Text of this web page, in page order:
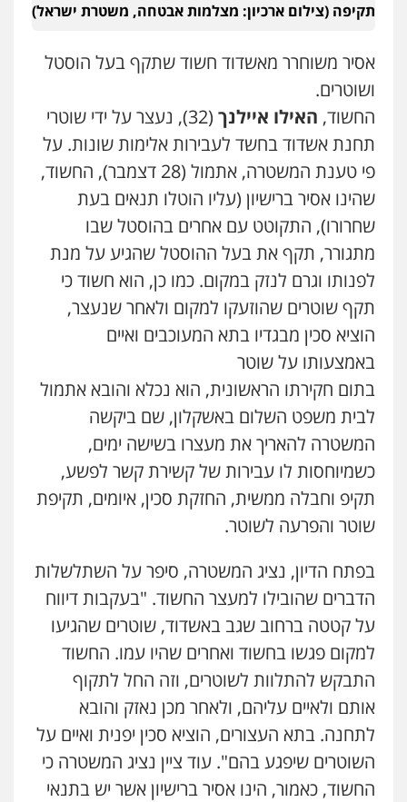
פלילי מעצרים וחקירות עורכי דין לענייני
פלילי מעצרים וחקירות פשיעה חמורה
רישום פלילי
0522763105
עו"ד שלומי שרון
פלילי צבאי מעצרים וחקירות
0547342002
עו"ד אלון קריטי
פלילי כלכלי אלימות סמים מעצרים
0525544654
עו"ד דפנה לביא
משפחה גישור
0507206063
עו"ד זוהר ארבל
פלילי פשיעה חמורה
0538788878
עו"ד אסף דוק
פלילי עבירות מין סמים והימורים פשיעה
חמורה חקירות ומעצרים צווארון לבן והונאה
0526885006
עו"ד שלי גורביץ – לוי
משפט פלילי פשיעה חמורה מעצרים
צבאי
0544218336
תקיפה (צילום ארכיון: מצלמות אבטחה, משטרת ישראל)
אסיר משוחרר מאשדוד חשוד שתקף בעל הוסטל
ושוטרים.
החשוד, האילו איילנך
(32), נעצר על ידי שוטרי
תחנת אשדוד בחשד לעבירות אלימות שונות. על
פי טענת המשטרה, אתמול (28 דצמבר), החשוד,
שהינו אסיר ברישיון (עליו הוטלו תנאים בעת
שחרורו), התקוטט עם אחרים בהוסטל שבו
מתגורר, תקף את בעל ההוסטל שהגיע על מנת
לפנותו וגרם לנזק במקום. כמו כן, הוא חשוד כי
תקף שוטרים שהוזעקו למקום ולאחר שנעצר,
הוציא סכין מבגדיו בתא המעוכבים ואיים
באמצעותו על שוטר
בתום חקירתו הראשונית, הוא נכלא והובא אתמול
לבית משפט השלום באשקלון, שם ביקשה
המשטרה להאריך את מעצרו בשישה ימים,
כשמיוחסות לו עבירות של קשירת קשר לפשע,
תקיפ וחבלה ממשית, החזקת סכין, איומים, תקיפת
שוטר והפרעה לשוטר.
בפתח הדיון, נציג המשטרה, סיפר על השתלשלות
הדברים שהובילו למעצר החשוד. "בעקבות דיווח
על קטטה ברחוב שגב באשדוד, שוטרים שהגיעו
למקום פגשו בחשוד ואחרים שהיו עמו. החשוד
התבקש להתלוות לשוטרים, וזה החל לתקוף
אותם ולאיים עליהם, ולאחר מכן נאזק והובא
לתחנה. בתא העצורים, הוציא סכין יפנית ואיים על
השוטרים שיפגע בהם". עוד ציין נציג המשטרה כי
החשוד, כאמור, הינו אסיר ברישיון אשר יש בתנאי
עו"ד אייל אביטל
0544712201
עו"ד רונן בנדל
משפט פלילי פשיעה חמורה פלילי
0524282442